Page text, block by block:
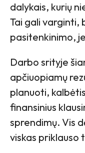
dalykais, kurių
Tai gali varginti,
pasitenkinimo,
Darbo srityje
apčiuopiamų
planuoti,
finansinius
sprendimų. Vis
viskas priklauso